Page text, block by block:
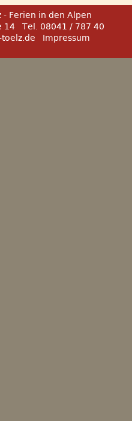
- Ferien in den Alpen
14
Tel. 08041 / 787 40
Impressum